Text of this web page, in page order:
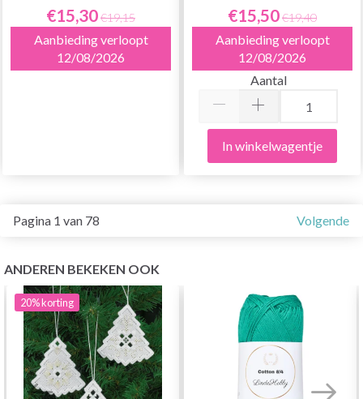
€15,30€19,15
Aanbieding verloopt
12/08/2026
€15,50€19,40
Aanbieding verloopt
12/08/2026
Aantal
In winkelwagentje
Pagina 1 van 78 Volgende
ANDEREN BEKEKEN OOK
20%korting